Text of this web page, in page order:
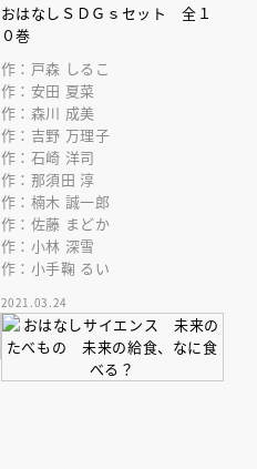
おはなしＳＤＧｓセット 全１
０巻
作：戸森 しるこ
作：安田 夏菜
作：森川 成美
作：吉野 万理子
作：石崎 洋司
作：那須田 淳
作：楠木 誠一郎
作：佐藤 まどか
作：小林 深雪
作：小手鞠 るい
2021.03.24